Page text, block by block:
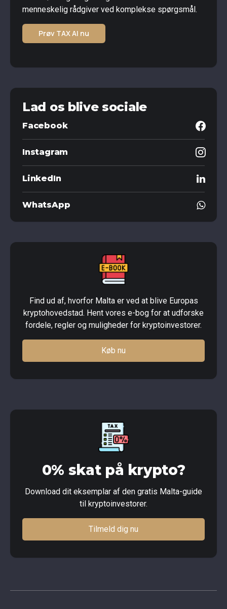
menneskelig rådgiver ved komplekse spørgsmål.
Prøv TAX AI nu
Lad os blive sociale
Facebook
Instagram
LinkedIn
WhatsApp
Find ud af, hvorfor Malta er ved at blive Europas
kryptohovedstad. Hent vores e-bog for at udforske
fordele, regler og muligheder for kryptoinvestorer.
Køb nu
0% skat på krypto?
Download dit eksemplar af den gratis Malta-guide
til kryptoinvestorer.
Tilmeld dig nu